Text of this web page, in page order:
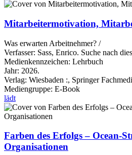
Mitarbeitermotivation,
Was erwarten Arbeitnehmer? /
Verfasser: Sass, Enrico. Suche nach
Medienkennzeichen: Lehrbuch
Jahr: 2026.
Verlag: Wiesbaden :, Springer
Mediengruppe: E-Book
lädt
Farben des Erfolgs – Ocean-
Organisationen